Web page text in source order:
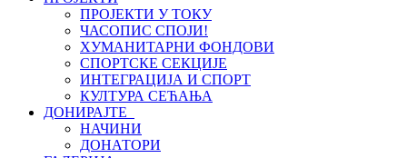
ПРОЈЕКТИ У ТОКУ
ЧАСОПИС СПОЈИ!
ХУМАНИТАРНИ ФОНДОВИ
СПОРТСКЕ СЕКЦИЈЕ
ИНТЕГРАЦИЈА И СПОРТ
КУЛТУРА СЕЋАЊА
ДОНИРАЈТЕ
НАЧИНИ
ДОНАТОРИ